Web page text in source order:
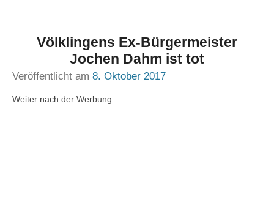
Völklingens Ex-Bürgermeister
Jochen Dahm ist tot
Veröffentlicht am 8. Oktober 2017
Weiter nach der Werbung